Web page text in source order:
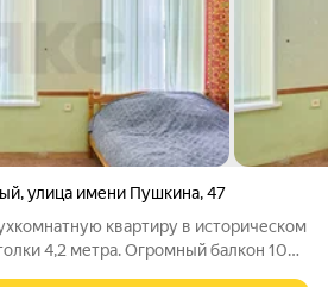
,улица имени Пушкина,47
квартиру в историческом
4,2 метра. Огромный балкон 10